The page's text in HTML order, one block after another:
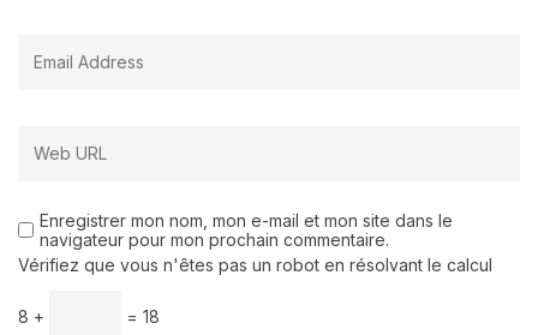
Enregistrer mon nom, mon e-mail et mon site dans le
navigateur pour mon prochain commentaire.
Vérifiez que vous n'êtes pas un robot en résolvant le calcul
8 + = 18